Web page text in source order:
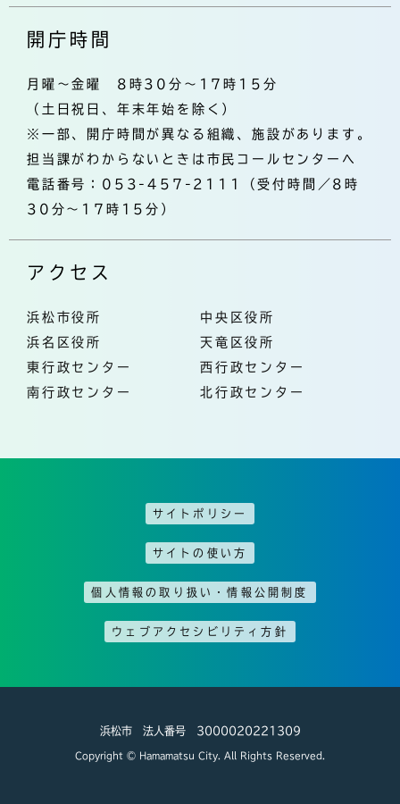
開庁時間
月曜～金曜 8時30分～17時15分
（土日祝日、年末年始を除く）
※一部、開庁時間が異なる組織、施設があります。
担当課がわからないときは市民コールセンターへ
電話番号：053-457-2111（受付時間／8時
30分～17時15分）
アクセス
浜松市役所
中央区役所
浜名区役所
天竜区役所
東行政センター
西行政センター
南行政センター
北行政センター
サイトポリシー
サイトの使い方
個人情報の取り扱い・情報公開制度
ウェブアクセシビリティ方針
浜松市 法人番号 3000020221309
Copyright © Hamamatsu City. All Rights Reserved.